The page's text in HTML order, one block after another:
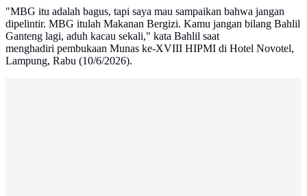
"MBG itu adalah bagus, tapi saya mau sampaikan bahwa jangan
dipelintir. MBG itulah Makanan Bergizi. Kamu jangan bilang Bahlil
Ganteng lagi, aduh kacau sekali," kata Bahlil saat
menghadiri pembukaan Munas ke-XVIII HIPMI di Hotel Novotel,
Lampung, Rabu (10/6/2026).